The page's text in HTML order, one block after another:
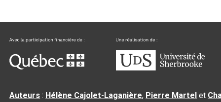
Auteurs : Hélène Cajolet-Laganière, Pierre Martel et